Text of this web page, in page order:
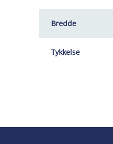
Bredde
Tykkelse